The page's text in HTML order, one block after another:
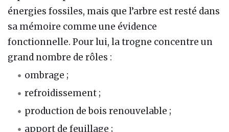
énergies fossiles, mais que l’arbre est resté dans
sa mémoire comme une évidence
fonctionnelle. Pour lui, la trogne concentre un
grand nombre de rôles :
ombrage ;
refroidissement ;
production de bois renouvelable ;
apport de feuillage ;